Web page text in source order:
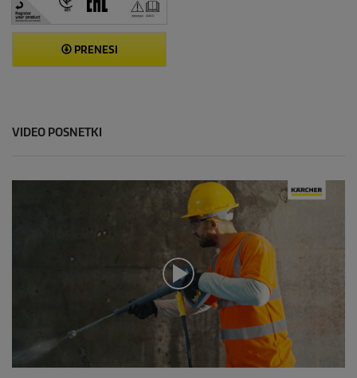
PRENESI
VIDEO POSNETKI